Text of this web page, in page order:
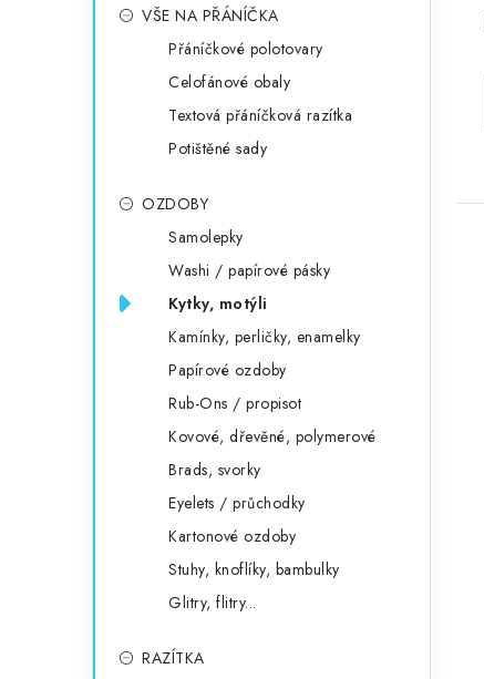
VŠE NA PŘÁNÍČKA
Přáníčkové polotovary
Celofánové obaly
Textová přáníčková razítka
Potištěné sady
OZDOBY
Samolepky
Washi / papírové pásky
Kytky, motýli
Kamínky, perličky, enamelky
Papírové ozdoby
Rub-Ons / propisot
Kovové, dřevěné, polymerové
Brads, svorky
Eyelets / průchodky
Kartonové ozdoby
Stuhy, knoflíky, bambulky
Glitry, flitry...
RAZÍTKA